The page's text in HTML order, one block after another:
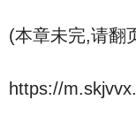
(本章未完,请翻
https://